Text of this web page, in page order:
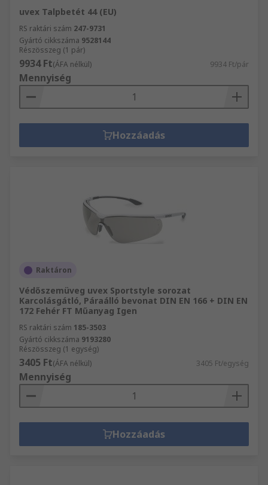
uvex Talpbetét 44 (EU)
RS raktári szám 247-9731
Gyártó cikkszáma 9528144
Részösszeg (1 pár)
9934 Ft(ÁFA nélkül) 9934 Ft/pár
Mennyiség
Hozzáadás
Raktáron
Védőszemüveg uvex Sportstyle sorozat
Karcolásgátló, Páraálló bevonat DIN EN 166 + DIN EN
172 Fehér FT Műanyag Igen
RS raktári szám 185-3503
Gyártó cikkszáma 9193280
Részösszeg (1 egység)
3405 Ft(ÁFA nélkül) 3405 Ft/egység
Mennyiség
Hozzáadás